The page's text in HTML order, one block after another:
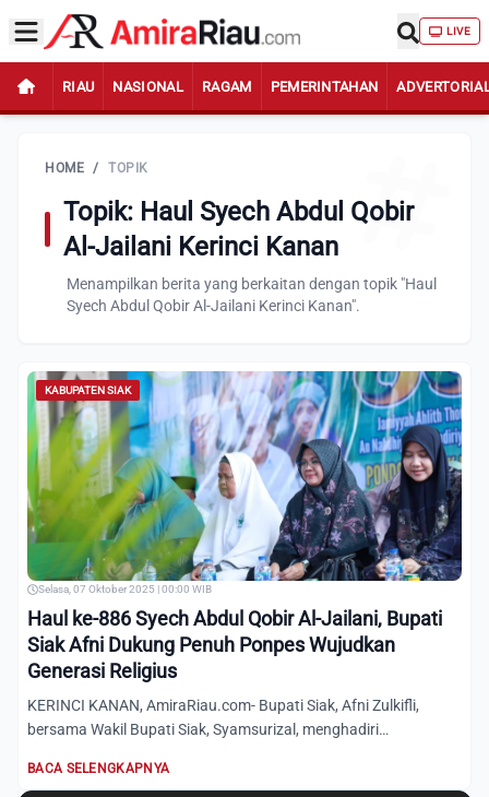
LIVE
RIAU NASIONAL RAGAM PEMERINTAHAN
HOME / TOPIK
Topik: Haul Syech Abdul Qobir
Al-Jailani Kerinci Kanan
Menampilkan berita yang berkaitan dengan topik "Haul
Syech Abdul Qobir Al-Jailani Kerinci Kanan".
KABUPATEN SIAK
Selasa, 07 Oktober 2025 | 00:00 WIB
Haul ke-886 Syech Abdul Qobir Al-Jailani, Bupati
Siak Afni Dukung Penuh Ponpes Wujudkan
Generasi Religius
KERINCI KANAN, AmiraRiau.com- Bupati Siak, Afni Zulkifli,
bersama Wakil Bupati Siak, Syamsurizal, menghadiri
BACA SELENGKAPNYA